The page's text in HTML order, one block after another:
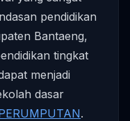
pendidikan
Bantaeng,
tingkat
menjadi
dasar
.